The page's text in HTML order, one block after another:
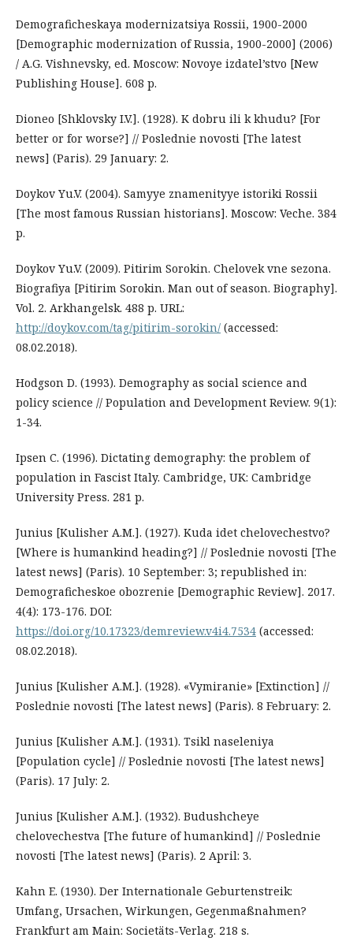
Demograficheskaya modernizatsiya Rossii, 1900-2000
[Demographic modernization of Russia, 1900-2000] (2006)
/ A.G. Vishnevsky, ed. Moscow: Novoye izdatel’stvo [New
Publishing House]. 608 p.
Dioneo [Shklovsky I.V.]. (1928). K dobru ili k khudu? [For
better or for worse?] // Poslednie novosti [The latest
news] (Paris). 29 January: 2.
Doykov Yu.V. (2004). Samyye znamenityye istoriki Rossii
[The most famous Russian historians]. Moscow: Veche. 384
p.
Doykov Yu.V. (2009). Pitirim Sorokin. Chelovek vne sezona.
Biografiya [Pitirim Sorokin. Man out of season. Biography].
Vol. 2. Arkhangelsk. 488 p. URL:
http://doykov.com/tag/pitirim-sorokin/ (accessed:
08.02.2018).
Hodgson D. (1993). Demography as social science and
policy science // Population and Development Review. 9(1):
1-34.
Ipsen C. (1996). Dictating demography: the problem of
population in Fascist Italy. Cambridge, UK: Cambridge
University Press. 281 p.
Junius [Kulisher A.M.]. (1927). Kuda idet chelovechestvo?
[Where is humankind heading?] // Poslednie novosti [The
latest news] (Paris). 10 September: 3; republished in:
Demograficheskoe obozrenie [Demographic Review]. 2017.
4(4): 173-176. DOI:
https://doi.org/10.17323/demreview.v4i4.7534 (accessed:
08.02.2018).
Junius [Kulisher A.M.]. (1928). «Vymiranie» [Extinction] //
Poslednie novosti [The latest news] (Paris). 8 February: 2.
Junius [Kulisher A.M.]. (1931). Tsikl naseleniya
[Population cycle] // Poslednie novosti [The latest news]
(Paris). 17 July: 2.
Junius [Kulisher A.M.]. (1932). Budushcheye
chelovechestva [The future of humankind] // Poslednie
novosti [The latest news] (Paris). 2 April: 3.
Kahn E. (1930). Der Internationale Geburtenstreik:
Umfang, Ursachen, Wirkungen, Gegenmaßnahmen?
Frankfurt am Main: Societäts-Verlag. 218 s.